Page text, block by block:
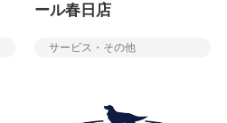
ール春日店
サービス・その他